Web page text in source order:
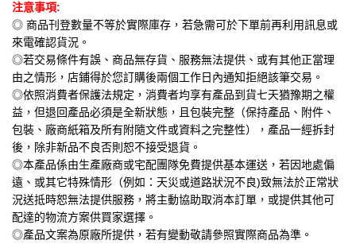
注意事項:
◎ 商品刊登數量不等於實際庫存，若急需可於下單前再利用訊息或
來電確認貨況。
◎若交易條件有誤、商品無存貨、服務無法提供、或有其他正當理
由之情形，店鋪得於您訂購後兩個工作日內通知拒絕該筆交易。
◎依照消費者保護法規定，消費者均享有產品到貨七天猶豫期之權
益，但退回產品必須是全新狀態，且包裝完整（保持產品、附件、
包裝、廠商紙箱及所有附隨文件或資料之完整性），產品一經拆封
後，除非新品不良否則恕不接受退貨。
◎本產品係由生產廠商或宅配團隊免費提供基本運送，若因地處偏
遠、或其它特殊情形（例如：天災或道路狀況不良)致無法於正常狀
況送抵時恕無法提供服務，將主動協助取消本訂單，或提供其他可
配達的物流方案供買家選擇。
◎產品文案為原廠所提供，若有變動敬請參照實際商品為準。